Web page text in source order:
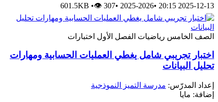
2025-12-13
•
2025-2026
•
601.5KB •👁 307
الخامس رياضيات الفصل الأول اختبارات
تجريبي شامل يغطي العمليات الحسابية ومهارات
البيانات
المدرّس: مدرسة التميز النموذجية
مايا